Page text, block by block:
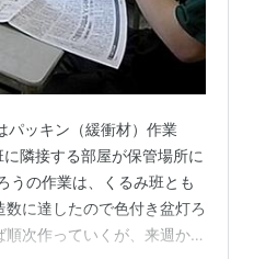
パッキン（緩衝材）作業
隣接する部屋が保管場所に
うの作業は、くるみ班とも
に達したので色付き盆灯ろ
次作っていくが、来週から